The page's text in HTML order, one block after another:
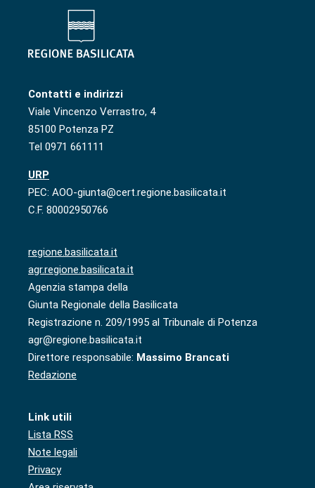
Contatti e indirizzi
Viale Vincenzo Verrastro, 4
85100 Potenza PZ
Tel 0971 661111
URP
PEC: AOO-giunta@cert.regione.basilicata.it
C.F. 80002950766
regione.basilicata.it
agr.regione.basilicata.it
Agenzia stampa della
Giunta Regionale della Basilicata
Registrazione n. 209/1995 al Tribunale di Potenza
agr@regione.basilicata.it
Direttore responsabile: Massimo Brancati
Redazione
Link utili
Lista RSS
Note legali
Privacy